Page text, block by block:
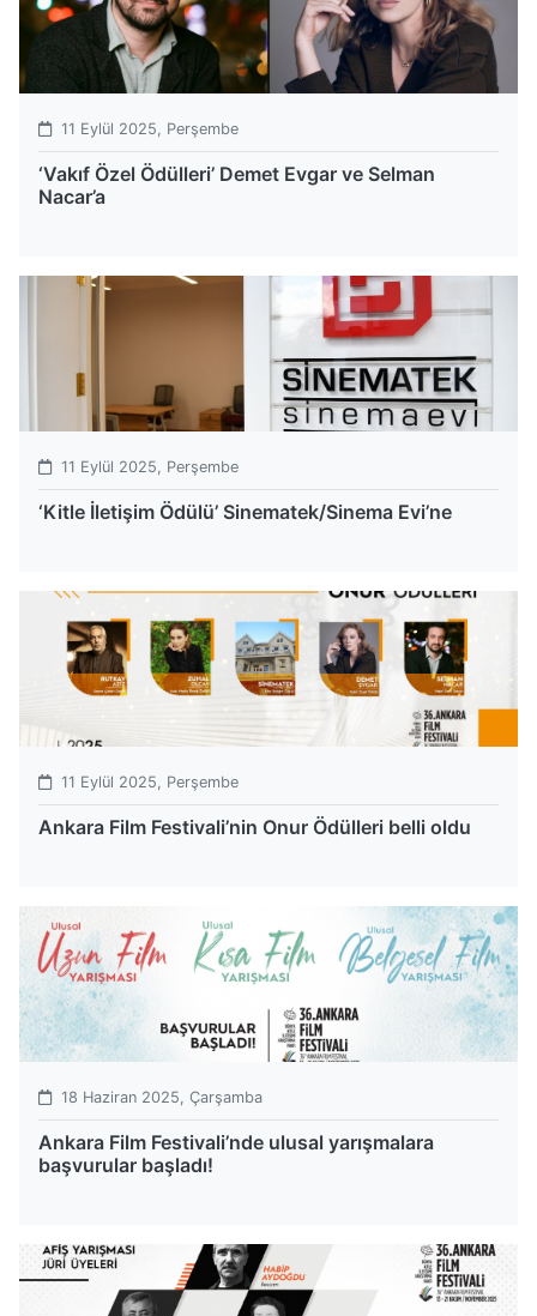
11 Eylül 2025, Perşembe
‘Vakıf Özel Ödülleri’ Demet Evgar ve Selman
Nacar’a
11 Eylül 2025, Perşembe
‘Kitle İletişim Ödülü’ Sinematek/Sinema Evi’ne
11 Eylül 2025, Perşembe
Ankara Film Festivali’nin Onur Ödülleri belli oldu
18 Haziran 2025, Çarşamba
Ankara Film Festivali’nde ulusal yarışmalara
başvurular başladı!